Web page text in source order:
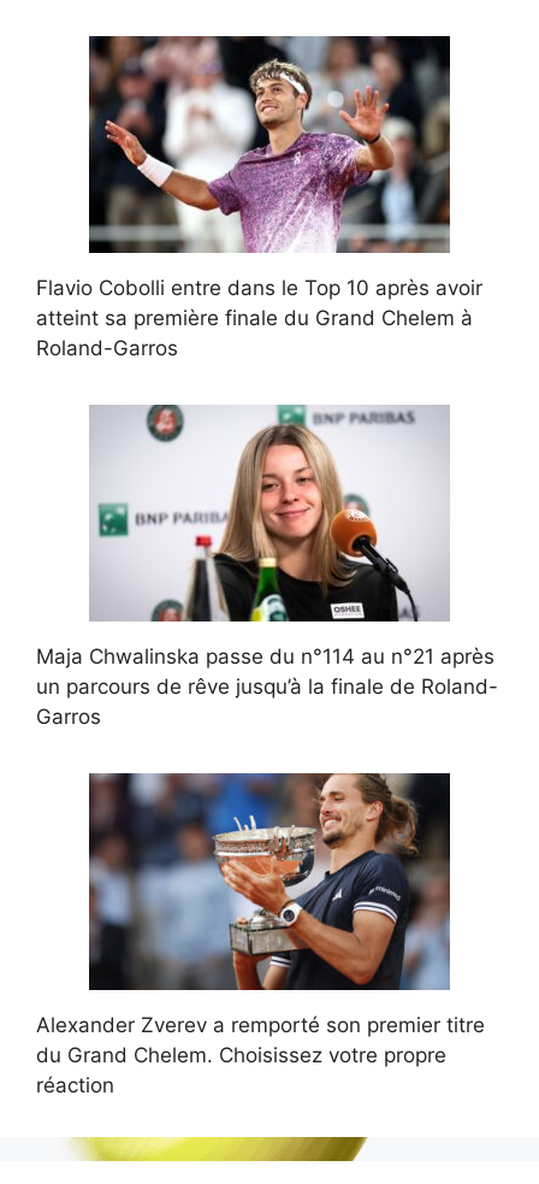
Flavio Cobolli entre dans le Top 10 après avoir
atteint sa première finale du Grand Chelem à
Roland-Garros
Maja Chwalinska passe du n°114 au n°21 après
un parcours de rêve jusqu’à la finale de Roland-
Garros
Alexander Zverev a remporté son premier titre
du Grand Chelem. Choisissez votre propre
réaction